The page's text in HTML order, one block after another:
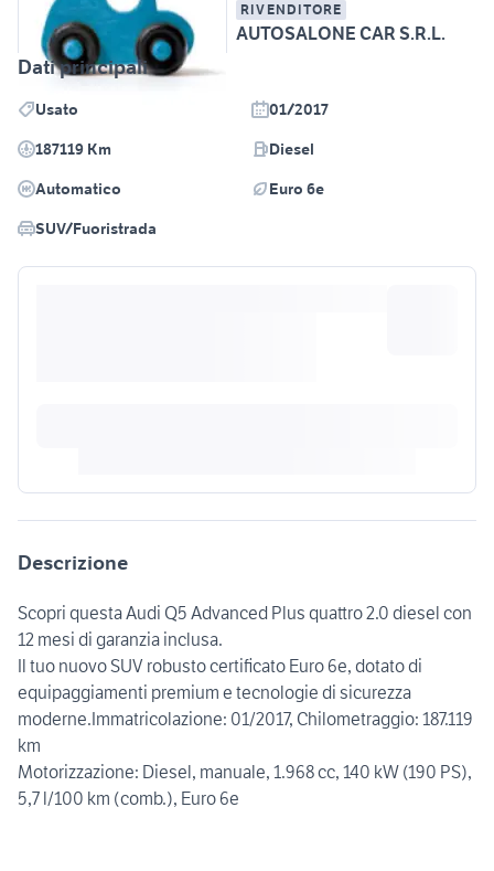
RIVENDITORE
AUTOSALONE CAR S.R.L.
Dati principali
Usato
01/2017
187119 Km
Diesel
Automatico
Euro 6e
SUV/Fuoristrada
Descrizione
Scopri questa Audi Q5 Advanced Plus quattro 2.0 diesel con
12 mesi di garanzia inclusa.
Il tuo nuovo SUV robusto certificato Euro 6e, dotato di
equipaggiamenti premium e tecnologie di sicurezza
moderne.Immatricolazione: 01/2017, Chilometraggio: 187.119
km
Motorizzazione: Diesel, manuale, 1.968 cc, 140 kW (190 PS),
5,7 l/100 km (comb.), Euro 6e